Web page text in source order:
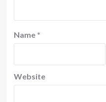
Name *
Website